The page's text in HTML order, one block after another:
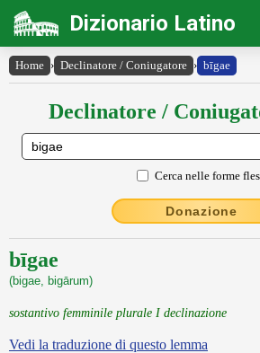
Dizionario Latino
Home › Declinatore / Coniugatore › bīgae
Declinatore /
Cerca nelle forme
Donazione
bīgae
(bigae, bigārum)
sostantivo femminile plurale I declinazione
Vedi la traduzione di questo lemma